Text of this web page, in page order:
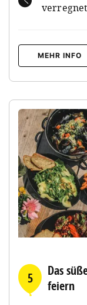
MEHR INFO
5
Das
feiern